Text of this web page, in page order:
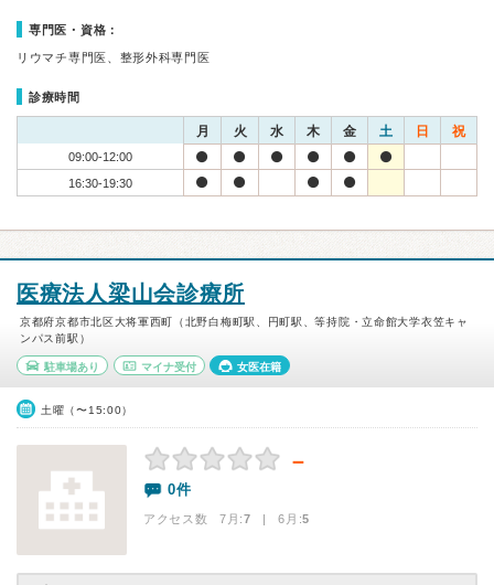
専門医・資格：
リウマチ専門医、整形外科専門医
診療時間
月 火 水 木 金 土 日 祝
09:00-12:00
16:30-19:30
医療法人梁山会診療所
京都府京都市北区大将軍西町（北野白梅町駅、円町駅、等持院・立命館大学衣笠キャ
ンパス前駅）
駐車場あり マイナ受付 女医在籍
土曜（〜15:00）
－
0件
アクセス数 7月:7 | 6月:5